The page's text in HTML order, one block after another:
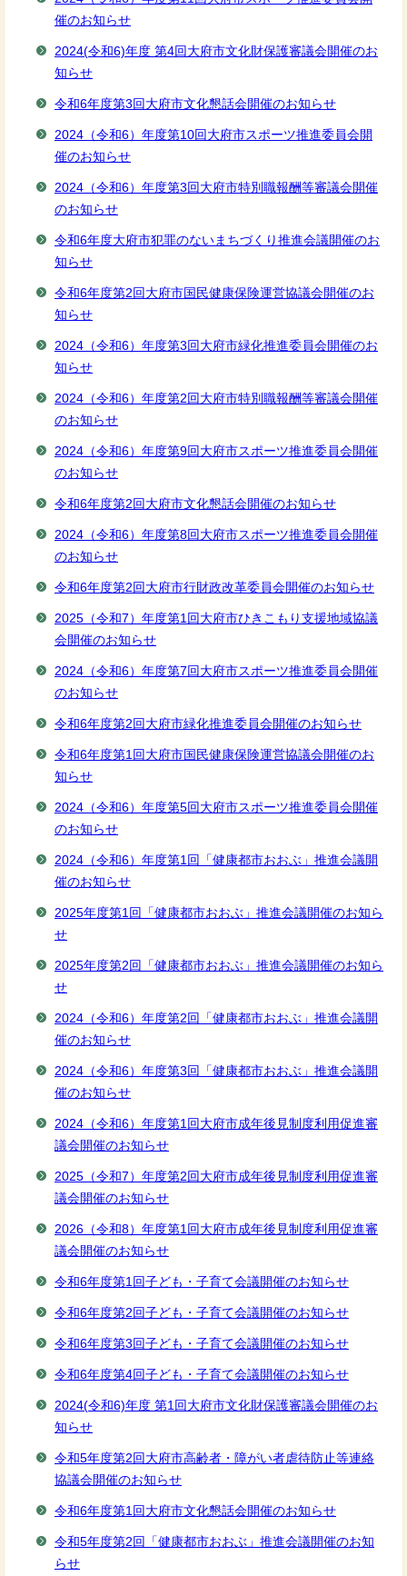
催のお知らせ
2024(令和6)年度 第4回大府市文化財保護審議会開催のお
知らせ
令和6年度第3回大府市文化懇話会開催のお知らせ
2024（令和6）年度第10回大府市スポーツ推進委員会開
催のお知らせ
2024（令和6）年度第3回大府市特別職報酬等審議会開催
のお知らせ
令和6年度大府市犯罪のないまちづくり推進会議開催のお
知らせ
令和6年度第2回大府市国民健康保険運営協議会開催のお
知らせ
2024（令和6）年度第3回大府市緑化推進委員会開催のお
知らせ
2024（令和6）年度第2回大府市特別職報酬等審議会開催
のお知らせ
2024（令和6）年度第9回大府市スポーツ推進委員会開催
のお知らせ
令和6年度第2回大府市文化懇話会開催のお知らせ
2024（令和6）年度第8回大府市スポーツ推進委員会開催
のお知らせ
令和6年度第2回大府市行財政改革委員会開催のお知らせ
2025（令和7）年度第1回大府市ひきこもり支援地域協議
会開催のお知らせ
2024（令和6）年度第7回大府市スポーツ推進委員会開催
のお知らせ
令和6年度第2回大府市緑化推進委員会開催のお知らせ
令和6年度第1回大府市国民健康保険運営協議会開催のお
知らせ
2024（令和6）年度第5回大府市スポーツ推進委員会開催
のお知らせ
2024（令和6）年度第1回「健康都市おおぶ」推進会議開
催のお知らせ
2025年度第1回「健康都市おおぶ」推進会議開催のお知ら
せ
2025年度第2回「健康都市おおぶ」推進会議開催のお知ら
せ
2024（令和6）年度第2回「健康都市おおぶ」推進会議開
催のお知らせ
2024（令和6）年度第3回「健康都市おおぶ」推進会議開
催のお知らせ
2024（令和6）年度第1回大府市成年後見制度利用促進審
議会開催のお知らせ
2025（令和7）年度第2回大府市成年後見制度利用促進審
議会開催のお知らせ
2026（令和8）年度第1回大府市成年後見制度利用促進審
議会開催のお知らせ
令和6年度第1回子ども・子育て会議開催のお知らせ
令和6年度第2回子ども・子育て会議開催のお知らせ
令和6年度第3回子ども・子育て会議開催のお知らせ
令和6年度第4回子ども・子育て会議開催のお知らせ
2024(令和6)年度 第1回大府市文化財保護審議会開催のお
知らせ
令和5年度第2回大府市高齢者・障がい者虐待防止等連絡
協議会開催のお知らせ
令和6年度第1回大府市文化懇話会開催のお知らせ
令和5年度第2回「健康都市おおぶ」推進会議開催のお知
らせ